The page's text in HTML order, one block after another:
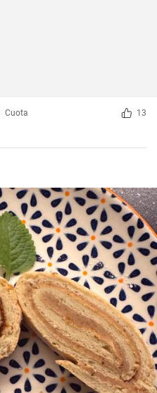
Cuota 13